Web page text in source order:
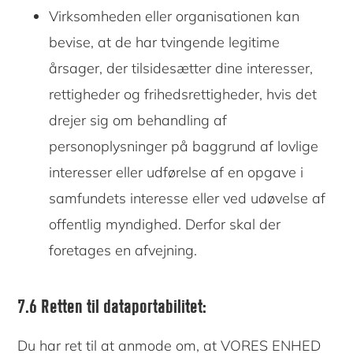
Virksomheden eller organisationen kan
bevise, at de har tvingende legitime
årsager, der tilsidesætter dine interesser,
rettigheder og frihedsrettigheder, hvis det
drejer sig om behandling af
personoplysninger på baggrund af lovlige
interesser eller udførelse af en opgave i
samfundets interesse eller ved udøvelse af
offentlig myndighed. Derfor skal der
foretages en afvejning.
7.6 Retten til dataportabilitet:
Du har ret til at anmode om, at VORES ENHED